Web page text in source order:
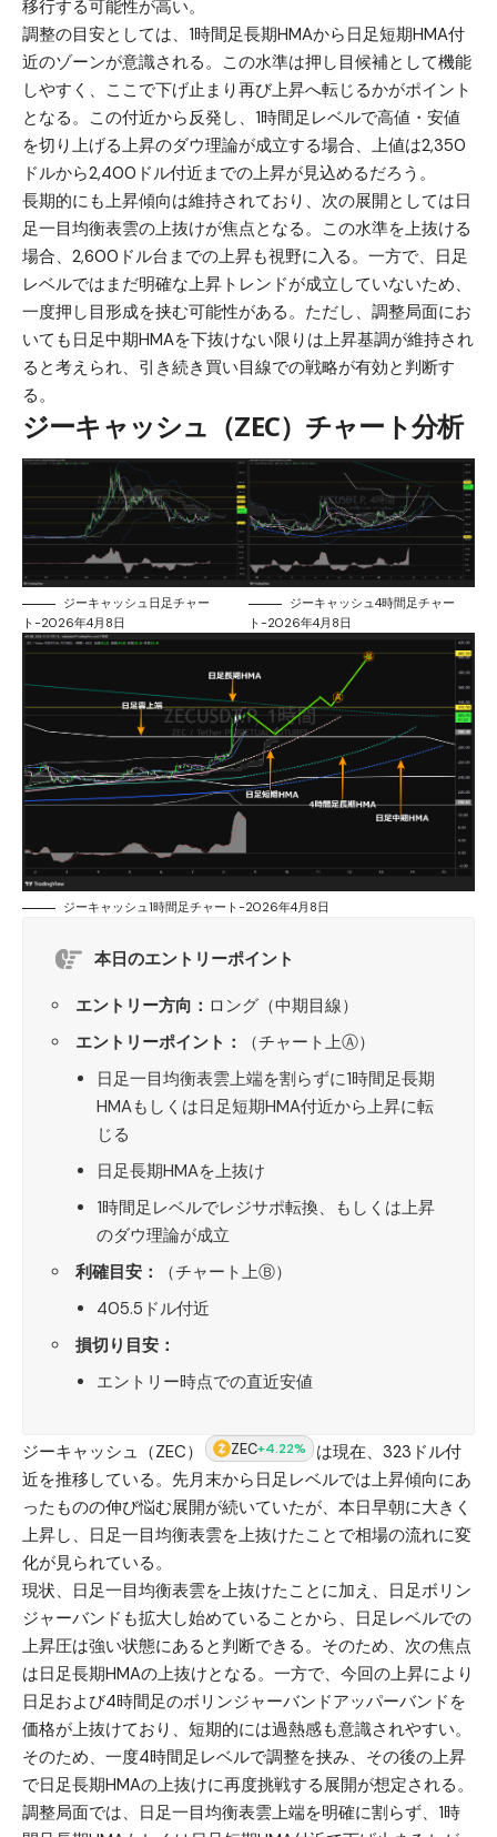
移行する可能性が高い。
調整の目安としては、1時間足長期HMAから日足短期HMA付
近のゾーンが意識される。この水準は押し目候補として機能
しやすく、ここで下げ止まり再び上昇へ転じるかがポイント
となる。この付近から反発し、1時間足レベルで高値・安値
を切り上げる上昇のダウ理論が成立する場合、上値は2,350
ドルから2,400ドル付近までの上昇が見込めるだろう。
長期的にも上昇傾向は維持されており、次の展開としては日
足一目均衡表雲の上抜けが焦点となる。この水準を上抜ける
場合、2,600ドル台までの上昇も視野に入る。一方で、日足
レベルではまだ明確な上昇トレンドが成立していないため、
一度押し目形成を挟む可能性がある。ただし、調整局面にお
いても日足中期HMAを下抜けない限りは上昇基調が維持され
ると考えられ、引き続き買い目線での戦略が有効と判断す
る。
ジーキャッシュ（ZEC）チャート分析
ジーキャッシュ日足チャー
ト-2026年4月8日
ジーキャッシュ4時間足チャー
ト-2026年4月8日
ジーキャッシュ1時間足チャート-2026年4月8日
本日のエントリーポイント
エントリー方向： ロング（中期目線）
エントリーポイント：
（チャート上Ⓐ）
日足一目均衡表雲上端を割らずに1時間足長期
HMAもしくは日足短期HMA付近から上昇に転
じる
日足長期HMAを上抜け
1時間足レベルでレジサポ転換、もしくは上昇
のダウ理論が成立
利確目安：
（チャート上Ⓑ）
405.5ドル付近
損切り目安：
エントリー時点での直近安値
ジーキャッシュ（ZEC） ZEC+4.22%
は現在、323ドル付
近を推移している。先月末から日足レベルでは上昇傾向にあ
ったものの伸び悩む展開が続いていたが、本日早朝に大きく
上昇し、日足一目均衡表雲を上抜けたことで相場の流れに変
化が見られている。
現状、日足一目均衡表雲を上抜けたことに加え、日足ボリン
ジャーバンドも拡大し始めていることから、日足レベルでの
上昇圧は強い状態にあると判断できる。そのため、次の焦点
は日足長期HMAの上抜けとなる。一方で、今回の上昇により
日足および4時間足のボリンジャーバンドアッパーバンドを
価格が上抜けており、短期的には過熱感も意識されやすい。
そのため、一度4時間足レベルで調整を挟み、その後の上昇
で日足長期HMAの上抜けに再度挑戦する展開が想定される。
調整局面では、日足一目均衡表雲上端を明確に割らず、1時